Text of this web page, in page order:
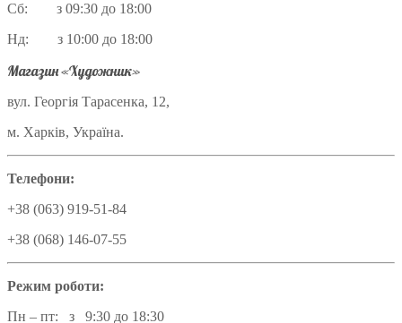
Сб: з 09:30 до 18:00
Нд: з 10:00 до 18:00
Магазин «Художник»
вул. Георгія Тарасенка, 12,
м. Харків, Україна.
Телефони:
+38 (063) 919-51-84
+38 (068) 146-07-55
Режим роботи:
Пн – пт: з 9:30 до 18:30